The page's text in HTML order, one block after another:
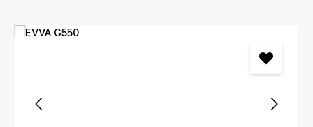
Přeskočit galerii obrázků